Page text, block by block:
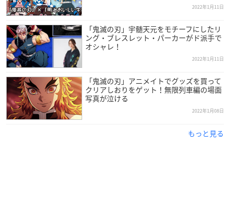
2022年1月11日
「鬼滅の刃」宇髄天元をモチーフにしたリ
ング・ブレスレット・パーカーがド派手で
オシャレ！
2022年1月11日
「鬼滅の刃」アニメイトでグッズを買って
クリアしおりをゲット！無限列車編の場面
写真が泣ける
2022年1月08日
もっと見る